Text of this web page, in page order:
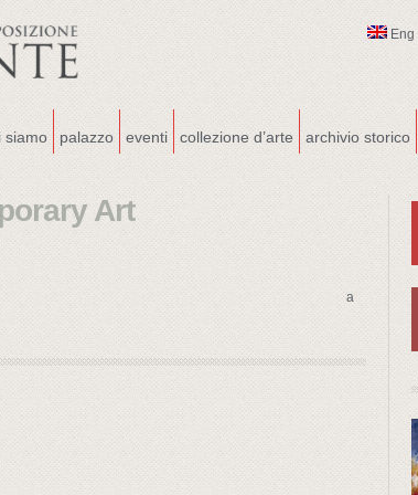
Eng
siamo palazzo eventi collezione d’arte archivio storico
Art
a